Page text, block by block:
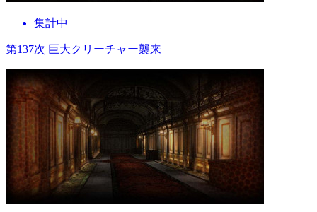
集計中
第137次 巨大クリーチャー襲来